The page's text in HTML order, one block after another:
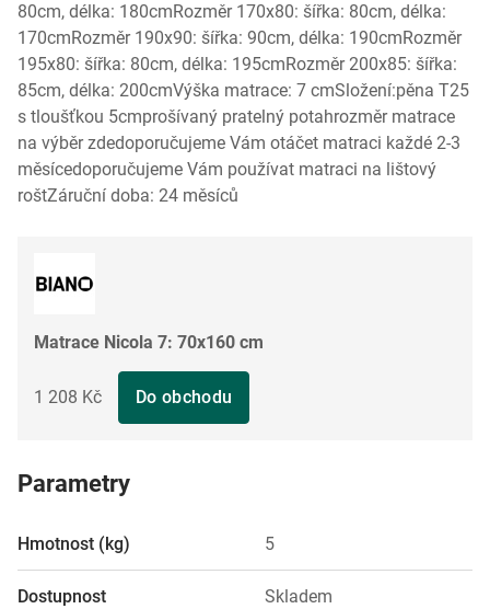
80cm, délka: 180cmRozměr 170x80: šířka: 80cm, délka:
170cmRozměr 190x90: šířka: 90cm, délka: 190cmRozměr
195x80: šířka: 80cm, délka: 195cmRozměr 200x85: šířka:
85cm, délka: 200cmVýška matrace: 7 cmSložení:pěna T25
s tloušťkou 5cmprošívaný pratelný potahrozměr matrace
na výběr zdedoporučujeme Vám otáčet matraci každé 2-3
měsícedoporučujeme Vám používat matraci na lištový
roštZáruční doba: 24 měsíců
Matrace Nicola 7: 70x160 cm
1 208 Kč Do obchodu
Parametry
Hmotnost (kg) 5
Dostupnost Skladem